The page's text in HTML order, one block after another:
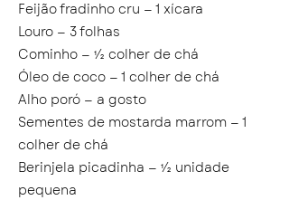
Feijão fradinho cru — 1 xícara
Louro — 3 folhas
Cominho — ½ colher de chá
Óleo de coco — 1 colher de chá
Alho poró — a gosto
Sementes de mostarda marrom — 1
colher de chá
Berinjela picadinha — ½ unidade
pequena